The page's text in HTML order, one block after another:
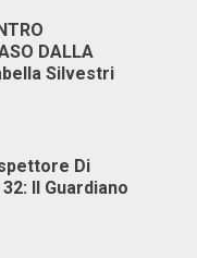
DALLA
Silvestri
Di
Il Guardiano